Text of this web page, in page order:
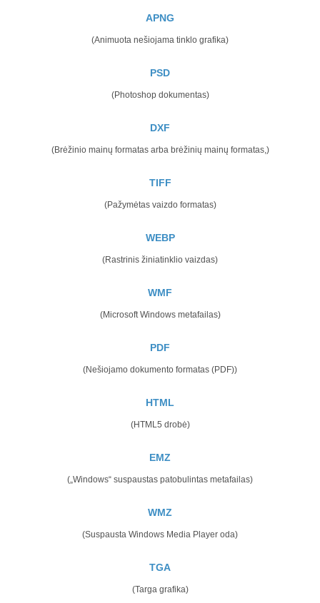
APNG
(Animuota nešiojama tinklo grafika)
PSD
(Photoshop dokumentas)
DXF
(Brėžinio mainų formatas arba brėžinių mainų formatas,)
TIFF
(Pažymėtas vaizdo formatas)
WEBP
(Rastrinis žiniatinklio vaizdas)
WMF
(Microsoft Windows metafailas)
PDF
(Nešiojamo dokumento formatas (PDF))
HTML
(HTML5 drobė)
EMZ
(„Windows“ suspaustas patobulintas metafailas)
WMZ
(Suspausta Windows Media Player oda)
TGA
(Targa grafika)